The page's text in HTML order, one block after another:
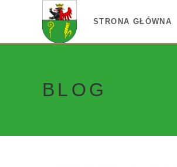
STRONA GŁÓWNA
BLOG